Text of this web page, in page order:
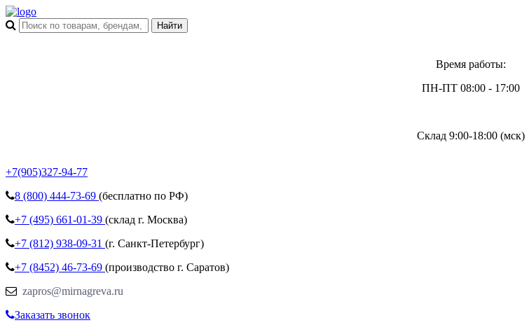
Время работы:
ПН-ПТ 08:00 - 17:00
Склад 9:00-18:00 (мск)
+7(905)327-94-77
8 (800) 444-73-69 (бесплатно по РФ)
+7 (495) 661-01-39 (склад г. Москва)
+7 (812) 938-09-31 (г. Санкт-Петербург)
+7 (8452) 46-73-69 (производство г. Саратов)
zapros@mirnagreva.ru
Заказать звонок